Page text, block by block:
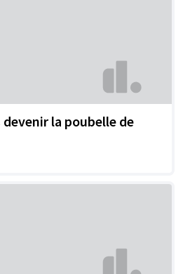
devenir la poubelle de